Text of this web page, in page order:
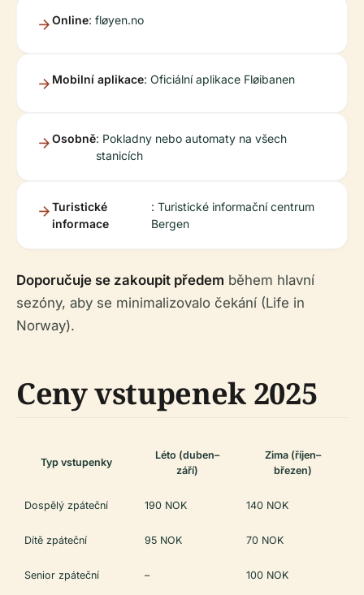
Online: fløyen.no
Mobilní aplikace: Oficiální aplikace Fløibanen
Osobně: Pokladny nebo automaty na všech
stanicích
Turistické
informace
: Turistické informační centrum
Bergen
Doporučuje se zakoupit předem během hlavní
sezóny, aby se minimalizovalo čekání (Life in
Norway).
Ceny vstupenek 2025
Typ vstupenky
Léto (duben–
září)
Zima (říjen–
březen)
Dospělý zpáteční 190 NOK 140 NOK
Dítě zpáteční 95 NOK 70 NOK
Senior zpáteční – 100 NOK